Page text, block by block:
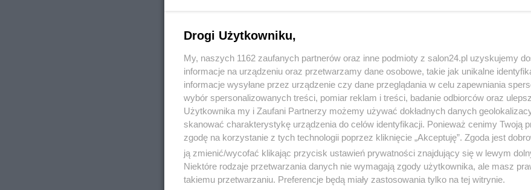
Drogi Użytkowniku,
My, naszych 1162 zaufanych partnerów oraz inne podmioty z salon24.pl uzyskujemy
informacje na urządzeniu oraz przetwarzamy dane osobowe, takie jak unikalne
informacje wysyłane przez urządzenie czy dane przeglądania w celu zapewniania
wybór spersonalizowanych treści, pomiar reklam i treści, badanie odbiorców oraz
Użytkownika my i Zaufani Partnerzy możemy używać dokładnych danych
skanować charakterystykę urządzenia do celów identyfikacji. Ponieważ cenimy Twoją
zgodę na korzystanie z tych technologii poprzez kliknięcie „Akceptuję”. Zgoda jest
ją zmienić/wycofać klikając przycisk ustawień prywatności znajdujący się w lewym
Niektóre rodzaje przetwarzania danych nie wymagają zgody użytkownika, ale masz
takiemu przetwarzaniu. Preferencje będą miały zastosowania tylko na tej witrynie.